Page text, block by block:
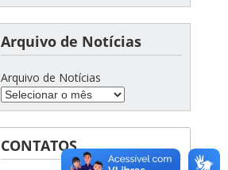
Arquivo de Notícias
Arquivo de Notícias
CONTATOS